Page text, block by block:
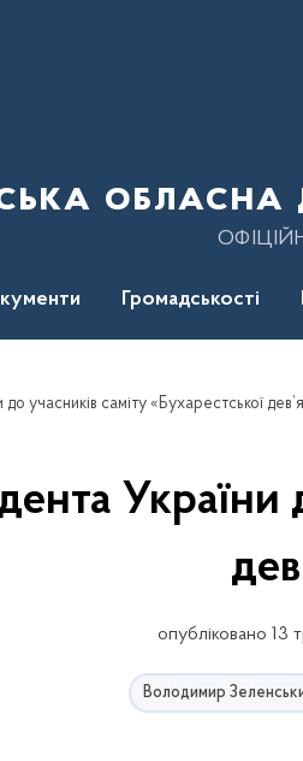
обласна
Громадськості
учасників саміту «Бухарестської
України
опубліковано 13
Володимир